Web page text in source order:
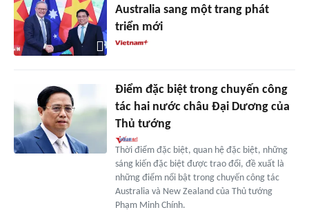
Australia sang một trang phát
triển mới
Điểm đặc biệt trong chuyến công
tác hai nước châu Đại Dương của
Thủ tướng
Thời điểm đặc biệt, quan hệ đặc biệt, những
sáng kiến đặc biệt được trao đổi, đề xuất là
những điểm nổi bật trong chuyến công tác
Australia và New Zealand của Thủ tướng
Phạm Minh Chính.